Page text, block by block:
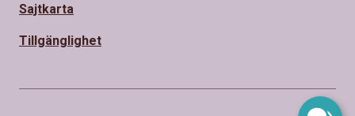
Sajtkarta
Tillgänglighet